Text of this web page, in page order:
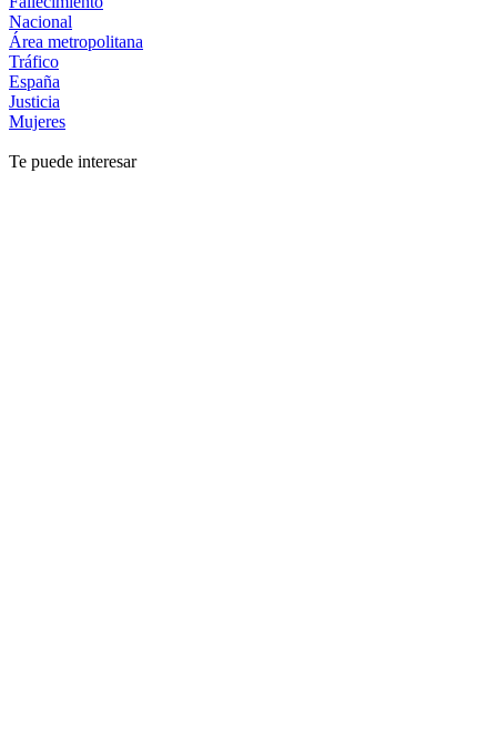
Nacional
Área metropolitana
Tráfico
España
Justicia
Mujeres
Te puede interesar